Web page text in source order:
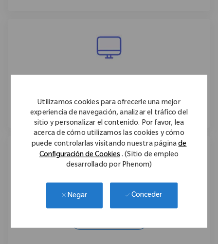
Utilizamos cookies para ofrecerle una mejor
experiencia de navegación, analizar el tráfico del
sitio y personalizar el contenido. Por favor, lea
acerca de cómo utilizamos las cookies y cómo
puede controlarlas visitando nuestra páginade
Configuración de Cookies. (Sitio de empleo
desarrollado por Phenom)
Negar Conceder
Ver Empleos(56)